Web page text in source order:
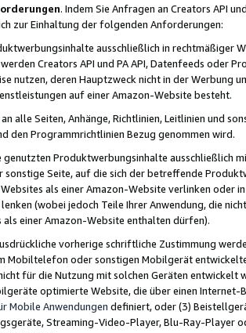
. Indem Sie Anfragen an Creators API
zur Einhaltung der folgenden Anforderungen:
ausschließlich in rechtmäßiger
Creators API und PA API, Datenfeeds oder
nutzen, deren Hauptzweck nicht in der Werbung
auf einer Amazon-Website besteht.
an alle Seiten, Anhänge, Richtlinien, Leitlinien und
den Programmrichtlinien Bezug genommen wird.
genutzten Produktwerbungsinhalte ausschließlich
sonstige Seite, auf die sich der betreffende
als einer Amazon-Website verlinken oder
(wobei jedoch Teile Ihrer Anwendung, die
als einer Amazon-Website enthalten dürfen).
vorherige schriftliche Zustimmung
Mobiltelefon oder sonstigen Mobilgerät
für die Nutzung mit solchen Geräten
optimierte Website, die über einen
Mobile Anwendungen definiert, oder (3)
Streaming-Video-Player, Blu-Ray-Player